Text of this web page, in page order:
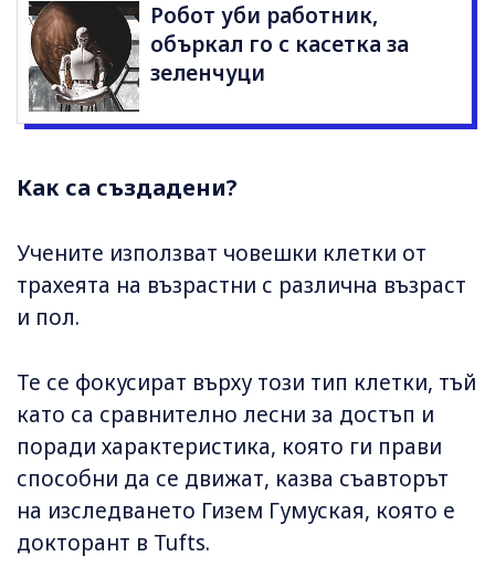
Робот уби работник,
объркал го с касетка за
зеленчуци
Как са създадени?
Учените използват човешки клетки от
трахеята на възрастни с различна възраст
и пол.
Те се фокусират върху този тип клетки, тъй
като са сравнително лесни за достъп и
поради характеристика, която ги прави
способни да се движат, казва съавторът
на изследването Гизем Гумуская, която е
докторант в Tufts.